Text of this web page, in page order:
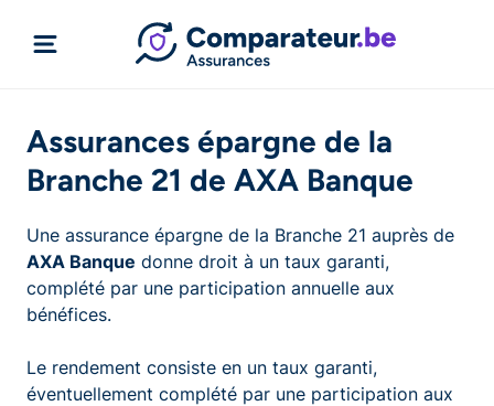
Assurances épargne de la
Branche 21 de AXA Banque
Une assurance épargne de la Branche 21 auprès de
AXA Banque donne droit à un taux garanti,
complété par une participation annuelle aux
bénéfices.
Le rendement consiste en un taux garanti,
éventuellement complété par une participation aux